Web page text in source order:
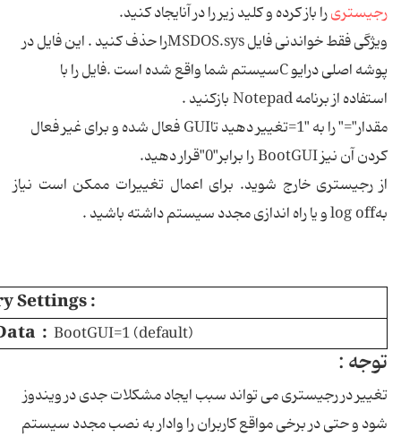
رجیستریرا باز کرده و کلید زیر را در آنایجاد کنید.
ویژگی فقط خواندنی فایل MSDOS.sysرا حذف کنید . این فایل در
پوشه اصلی درایو Cسیستم شما واقع شده است .فایل را با
استفاده از برنامه Notepad بازکنید .
مقدار"=" را به "1=تغییر دهید تاGUI فعال شده و برای غیر فعال
کردن آن نیز BootGUI را برابر"0"قرار دهید.
از رجیستری خارج شوید. برای اعمال تغییرات ممکن است نیاز
بهlog off و یا راه اندازی مجدد سیستم داشته باشید .
Settings :
: BootGUI=1 (default)
توجه :
تغییر در رجیستری می تواند سبب ایجاد مشکلات جدی در ویندوز
شود و حتی در برخی مواقع کاربران را وادار به نصب مجدد سیستم